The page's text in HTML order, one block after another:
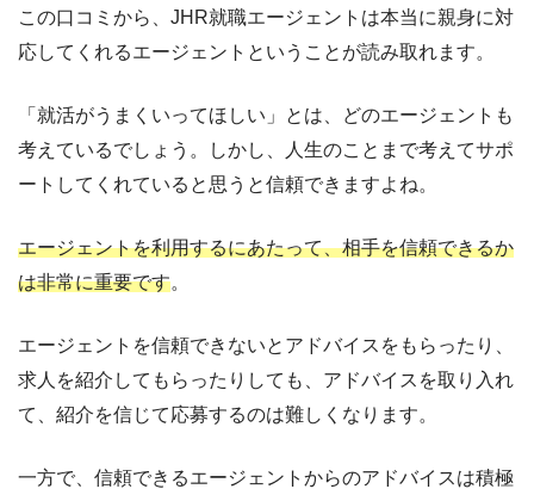
この口コミから、JHR就職エージェントは本当に親身に対
応してくれるエージェントということが読み取れます。
「就活がうまくいってほしい」とは、どのエージェントも
考えているでしょう。しかし、人生のことまで考えてサポ
ートしてくれていると思うと信頼できますよね。
エージェントを利用するにあたって、相手を信頼できるか
は非常に重要です。
エージェントを信頼できないとアドバイスをもらったり、
求人を紹介してもらったりしても、アドバイスを取り入れ
て、紹介を信じて応募するのは難しくなります。
一方で、信頼できるエージェントからのアドバイスは積極